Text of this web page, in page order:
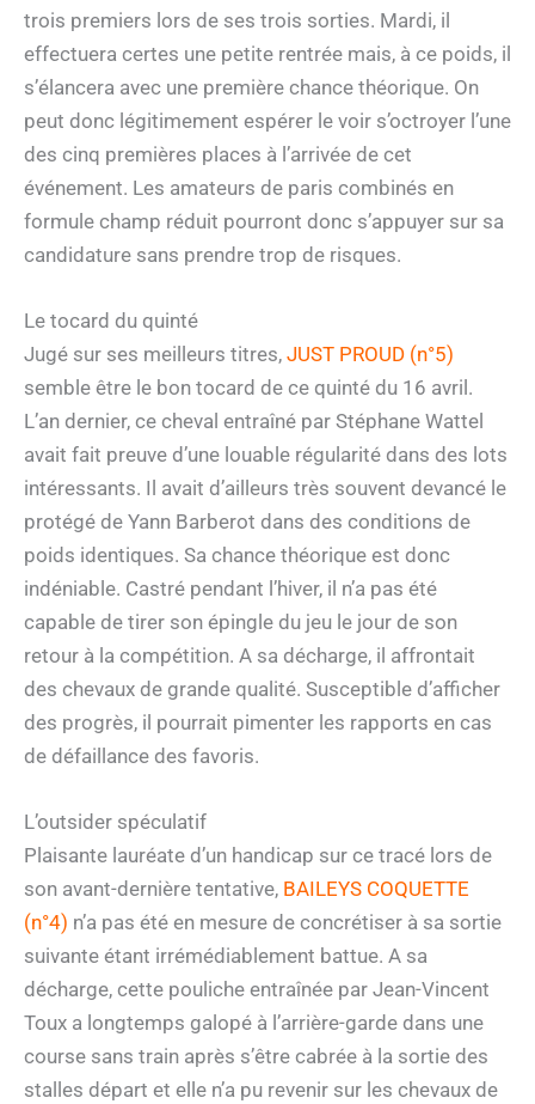
trois premiers lors de ses trois sorties. Mardi, il
effectuera certes une petite rentrée mais, à ce poids, il
s’élancera avec une première chance théorique. On
peut donc légitimement espérer le voir s’octroyer l’une
des cinq premières places à l’arrivée de cet
événement. Les amateurs de paris combinés en
formule champ réduit pourront donc s’appuyer sur sa
candidature sans prendre trop de risques.
Le tocard du quinté
Jugé sur ses meilleurs titres, JUST PROUD (n°5)
semble être le bon tocard de ce quinté du 16 avril.
L’an dernier, ce cheval entraîné par Stéphane Wattel
avait fait preuve d’une louable régularité dans des lots
intéressants. Il avait d’ailleurs très souvent devancé le
protégé de Yann Barberot dans des conditions de
poids identiques. Sa chance théorique est donc
indéniable. Castré pendant l’hiver, il n’a pas été
capable de tirer son épingle du jeu le jour de son
retour à la compétition. A sa décharge, il affrontait
des chevaux de grande qualité. Susceptible d’afficher
des progrès, il pourrait pimenter les rapports en cas
de défaillance des favoris.
L’outsider spéculatif
Plaisante lauréate d’un handicap sur ce tracé lors de
son avant-dernière tentative, BAILEYS COQUETTE
(n°4) n’a pas été en mesure de concrétiser à sa sortie
suivante étant irrémédiablement battue. A sa
décharge, cette pouliche entraînée par Jean-Vincent
Toux a longtemps galopé à l’arrière-garde dans une
course sans train après s’être cabrée à la sortie des
stalles départ et elle n’a pu revenir sur les chevaux de